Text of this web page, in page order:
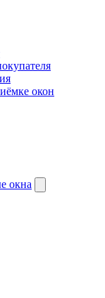
окон
окна